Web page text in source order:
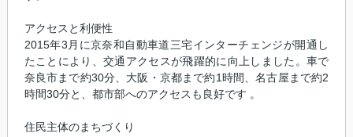
アクセスと利便性
2015年3月に京奈和自動車道三宅インターチェンジが開通し
たことにより、交通アクセスが飛躍的に向上しました。車で
奈良市まで約30分、大阪・京都まで約1時間、名古屋まで約2
時間30分と、都市部へのアクセスも良好です 。
住民主体のまちづくり